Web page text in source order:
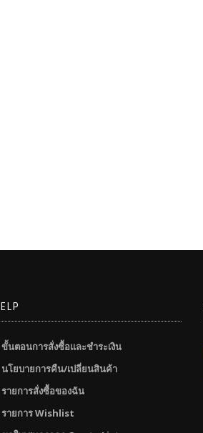
ขั้นตอนการสั่งซื้อและชำระเงิน
นโยบายการคืน/เปลี่ยนสินค้า
รายการสั่งซื้อของฉัน
รายการ Wishlist